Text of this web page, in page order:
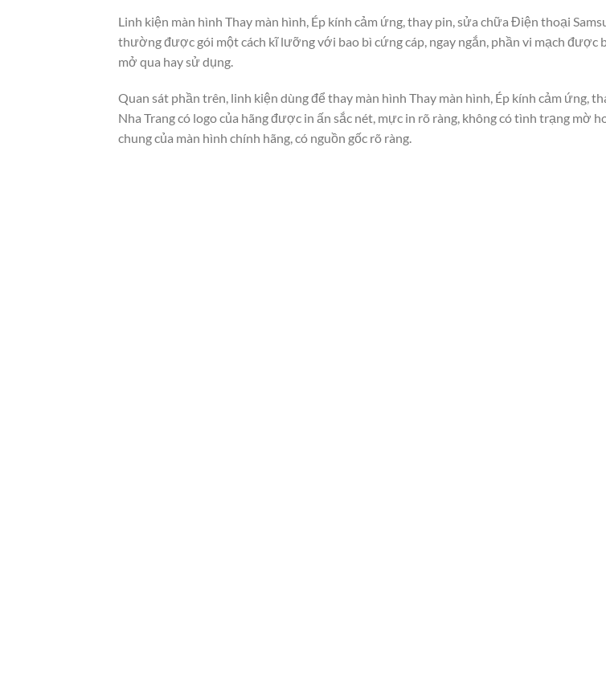
Linh kiện màn hình Thay màn hình, Ép kính cảm ứng, thay pin, sửa chữa Điện thoại
thường được gói một cách kĩ lưỡng với bao bì cứng cáp, ngay ngắn, phần vi mạch được
mở qua hay sử dụng.
Quan sát phần trên, linh kiện dùng để thay màn hình Thay màn hình, Ép kính cảm ứng,
Nha Trang có logo của hãng được in ấn sắc nét, mực in rõ ràng, không có tình trạng mờ
chung của màn hình chính hãng, có nguồn gốc rõ ràng.